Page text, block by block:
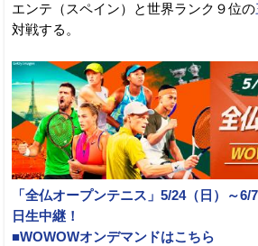
エンテ（スペイン）と世界ランク９位の
対戦する。
「全仏オープンテニス」5/24（日）～
日生中継！
■WOWOWオンデマンドはこちら